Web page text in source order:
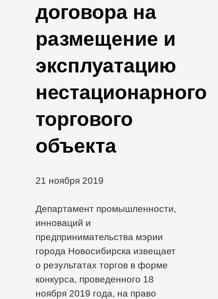
договора на
размещение и
эксплуатацию
нестационарного
торгового
объекта
21 ноября 2019
Департамент промышленности,
инноваций и
предпринимательства мэрии
города Новосибирска извещает
о результатах торгов в форме
конкурса, проведенного 18
ноября 2019 года, на право